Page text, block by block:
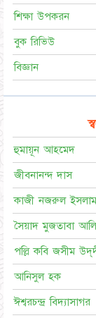
শিক্ষা উপকরন
বুক রিভিউ
বিজ্ঞান
হুমায়ূন আহমেদ
জীবনানন্দ দাস
কাজী নজরুল ইসলাম
সৈয়াদ মুজতাবা আলি
পল্লি কবি জসীম
আনিসুল হক
ঈশ্বরচন্দ্র বিদ্যাসাগর